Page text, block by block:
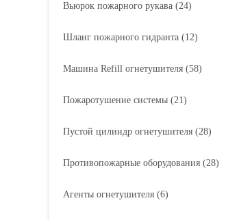
Вьюрок пожарного рукава (24)
Шланг пожарного гидранта (12)
Машина Refill огнетушителя (58)
Пожаротушение системы (21)
Пустой цилиндр огнетушителя (28)
Противопожарные оборудования (28)
Агенты огнетушителя (6)